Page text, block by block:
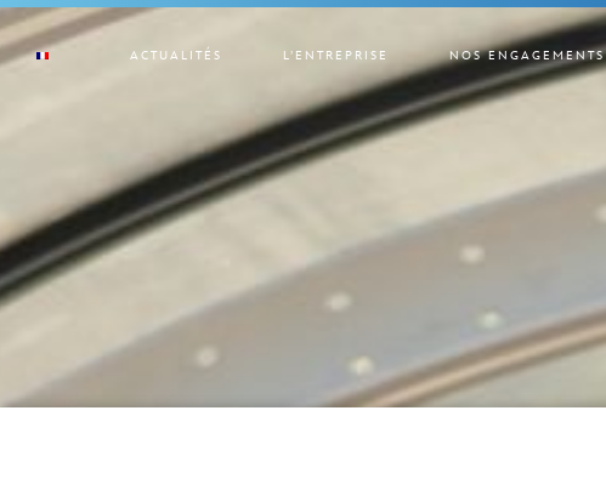
ACTUALITÉS L’ENTREPRISE NOS ENGAGEMENTS